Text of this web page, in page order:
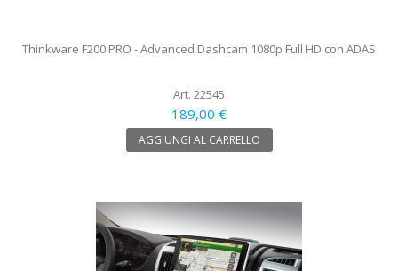
Thinkware F200 PRO - Advanced Dashcam 1080p Full HD con ADAS
Art. 22545
189,00 €
AGGIUNGI AL CARRELLO